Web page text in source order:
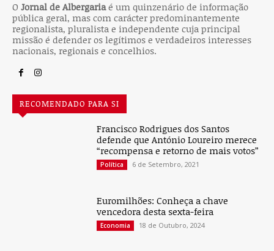
O Jornal de Albergariaé um quinzenário de informação
pública geral, mas com carácter predominantemente
regionalista, pluralista e independente cuja principal
missão é defender os legítimos e verdadeiros interesses
nacionais, regionais e concelhios.
RECOMENDADO PARA SI
Francisco Rodrigues dos Santos
defende que António Loureiro merece
“recompensa e retorno de mais votos”
Política 6 de Setembro, 2021
Euromilhões: Conheça a chave
vencedora desta sexta-feira
Economia 18 de Outubro, 2024